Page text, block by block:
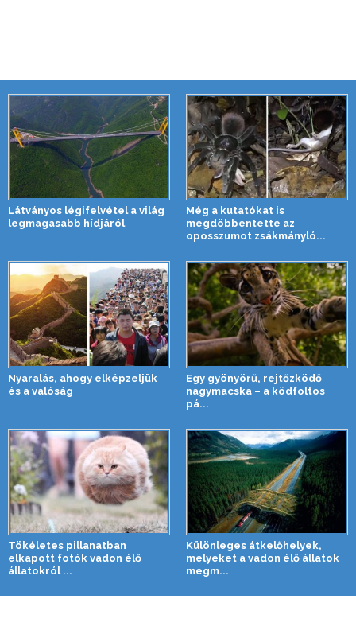
Látványos légifelvétel a világ
legmagasabb hídjáról
Még a kutatókat is
megdöbbentette az
oposszumot zsákmányló...
Nyaralás, ahogy elképzeljük
és a valóság
Egy gyönyörű, rejtőzködő
nagymacska – a ködfoltos
pá...
Tökéletes pillanatban
elkapott fotók vadon élő
állatokról ...
Különleges átkelőhelyek,
melyeket a vadon élő állatok
megm...